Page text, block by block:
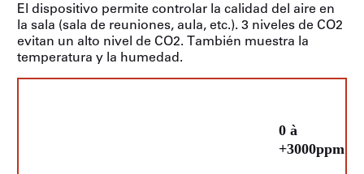
El dispositivo permite controlar la calidad del aire en
la sala (sala de reuniones, aula, etc.). 3 niveles de CO2
evitan un alto nivel de CO2. También muestra la
temperatura y la humedad.
0 à
+3000ppm